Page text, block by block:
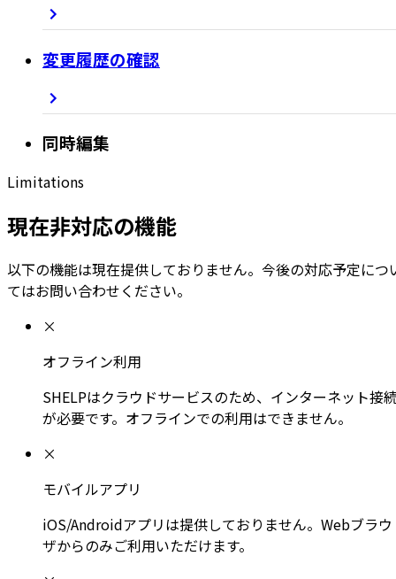
変更履歴の確認
同時編集
Limitations
現在非対応の機能
以下の機能は現在提供しておりません。今後の対応予定につ
てはお問い合わせください。
×
オフライン利用
SHELPはクラウドサービスのため、インターネット接
が必要です。オフラインでの利用はできません。
×
モバイルアプリ
iOS/Androidアプリは提供しておりません。Webブラウ
ザからのみご利用いただけます。